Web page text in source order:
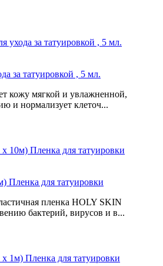
за татуировкой , 5 мл.
кожу мягкой и увлажненной,
и нормализует клеточ...
Пленка для татуировки
пленка HOLY SKIN
бактерий, вирусов и в...